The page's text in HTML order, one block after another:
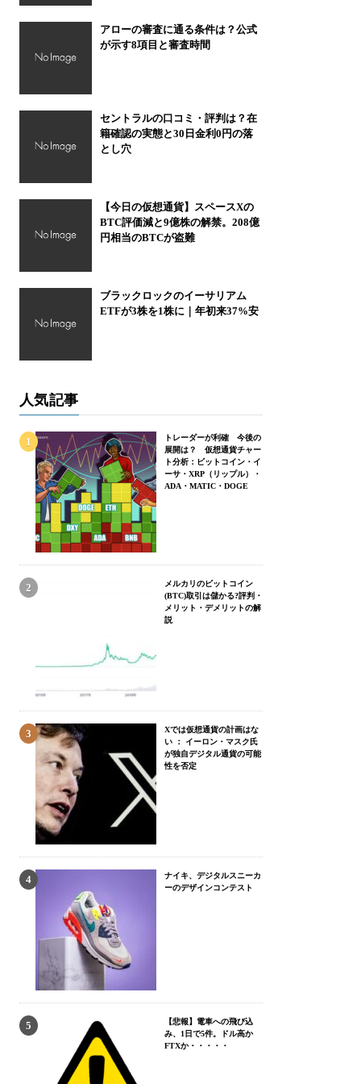
アローの審査に通る条件は？公式
が示す8項目と審査時間
セントラルの口コミ・評判は？在
籍確認の実態と30日金利0円の落
とし穴
【今日の仮想通貨】スペースXの
BTC評価減と9億株の解禁。208億
円相当のBTCが盗難
ブラックロックのイーサリアム
ETFが3株を1株に｜年初来37%安
人気記事
トレーダーが利確 今後の
展開は？ 仮想通貨チャー
ト分析：ビットコイン・イ
ーサ・XRP（リップル）・
ADA・MATIC・DOGE
メルカリのビットコイン
(BTC)取引は儲かる?評判・
メリット・デメリットの解
説
Xでは仮想通貨の計画はな
い ： イーロン・マスク氏
が独自デジタル通貨の可能
性を否定
ナイキ、デジタルスニーカ
ーのデザインコンテスト
【悲報】電車への飛び込
み、1日で5件。ドル高か
FTXか・・・・・